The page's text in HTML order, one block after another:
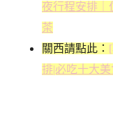
夜行程安排｜
茶
關西請點此：
排|必吃十大